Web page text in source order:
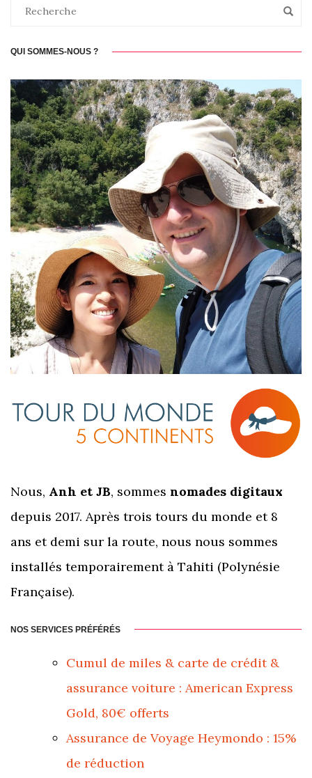
QUI SOMMES-NOUS ?
Nous, Anh et JB, sommes nomades digitaux
depuis 2017. Après trois tours du monde et 8
ans et demi sur la route, nous nous sommes
installés temporairement à Tahiti (Polynésie
Française).
NOS SERVICES PRÉFÉRÉS
Cumul de miles & carte de crédit &
assurance voiture : American Express
Gold, 80€ offerts
Assurance de Voyage Heymondo : 15%
de réduction